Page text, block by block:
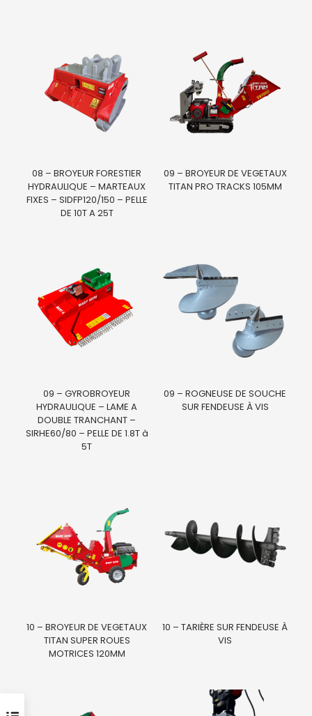
08 – BROYEUR FORESTIER
HYDRAULIQUE – MARTEAUX
FIXES – SIDFP120/150 – PELLE
DE 10T A 25T
09 – BROYEUR DE VEGETAUX
TITAN PRO TRACKS 105MM
09 – GYROBROYEUR
HYDRAULIQUE – LAME A
DOUBLE TRANCHANT –
SIRHE60/80 – PELLE DE 1.8T à
5T
09 – ROGNEUSE DE SOUCHE
SUR FENDEUSE À VIS
10 – BROYEUR DE VEGETAUX
TITAN SUPER ROUES
MOTRICES 120MM
10 – TARIÈRE SUR FENDEUSE À
VIS